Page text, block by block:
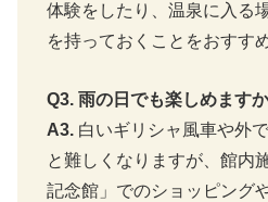
体験をしたり、温泉に入る
を持っておくことをおすす
Q3. 雨の日でも楽しめます
A3. 白いギリシャ風車や外
と難しくなりますが、館内
記念館」でのショッピング